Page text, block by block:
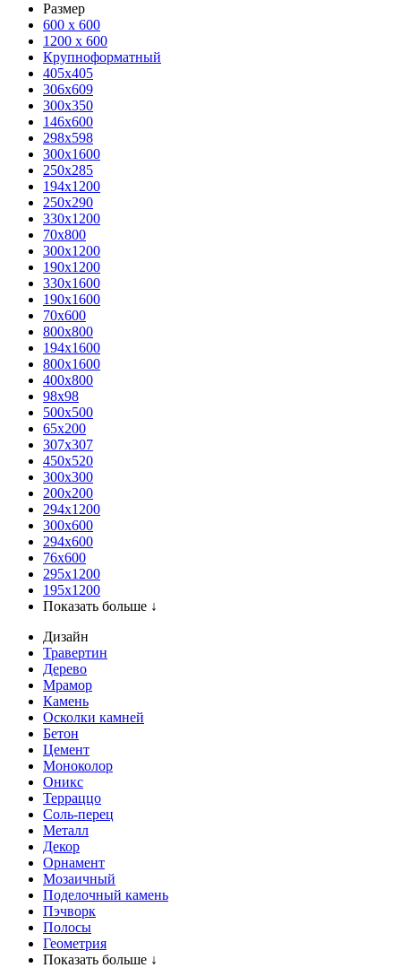
Размер
600 х 600
1200 х 600
Крупноформатный
405x405
306x609
300x350
146x600
298x598
300x1600
250x285
194x1200
250x290
330x1200
70x800
300x1200
190x1200
330x1600
190x1600
70x600
800x800
194x1600
800x1600
400х800
98x98
500x500
65x200
307x307
450x520
300x300
200x200
294x1200
300x600
294x600
76х600
295х1200
195х1200
Показать больше ↓
Дизайн
Травертин
Дерево
Мрамор
Камень
Осколки камней
Бетон
Цемент
Моноколор
Оникс
Терраццо
Соль-перец
Металл
Декор
Орнамент
Мозаичный
Поделочный камень
Пэчворк
Полосы
Геометрия
Показать больше ↓